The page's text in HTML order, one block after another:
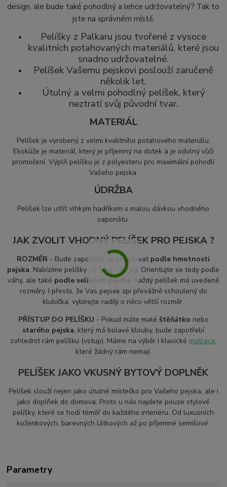
design, ale bude také pohodlný a lehce udržovatelný? Tak to
jste na správném místě.
Pelíšky z Palkaru jsou tvořené z vysoce
kvalitních potahovaných materiálů, které jsou
snadno udržovatelné.
Pelíšek Vašemu pejskovi poslouží zaručeně
několik let.
Útulný a velmi pohodlný pelíšek, který
neztratí svůj původní tvar.
MATERIÁL
Pelíšek je vyrobený z velmi kvalitního potahového materiálu.
Ekokůže je materiál, kterýje příjemný na dotek a je odolný vůči
promočení. Výplň pelíšku je z polyesteru pro maximální pohodlí
Vašeho pejska.
ÚDRŽBA
Pelíšek lze utřít vlhkým hadříkem s malou dávkou vhodného
saponátu.
JAK ZVOLIT VHODNÝ PELÍŠEK PRO PEJSKA ?
ROZMĚR - Bude zapotřebí se orientovat podle hmotnosti
pejska. Nabízíme pelíšky od 5 kg - 99 kg. Orientujte se tedy podle
váhy, ale také podle velikosti pejska
. Každý pelíšek má uvedené
rozměry. I přesto, že Váš pejsek spí převážně schoulený do
klubíčka, vybírejte raději o něco větší rozměr.
PŘÍSTUP DO PELÍŠKU - Pokud máte malé štěňátko nebo
starého pejska, který má bolavé klouby, bude zapotřebí
zohlednit rám pelíšku (vstup). Máme na výběr i klasické matrace,
které žádný rám nemají.
PELÍŠEK JAKO VKUSNÝ BYTOVÝ DOPLNĚK
Pelíšek slouží nejen jako útulné místečko pro Vašeho pejska, ale i
jako doplňek do domova. Proto u nás najdete pouze stylové
pelíšky, které se hodí téměř do každého interiéru. Od luxusních
koženkových, barevných látkových až po příjemné semišové.
Parametry